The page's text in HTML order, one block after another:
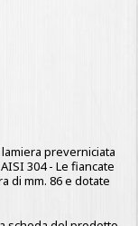
preverniciata
304 - Le fiancate
di mm. 86 e dotate